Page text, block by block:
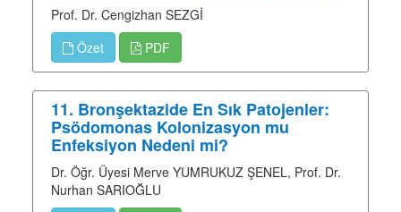
Prof. Dr. Cengizhan SEZGİ
Özet
PDF
11. Bronşektazide En Sık Patojenler:
Psödomonas Kolonizasyon mu
Enfeksiyon Nedeni mi?
Dr. Öğr. Üyesi Merve YUMRUKUZ ŞENEL, Prof. Dr.
Nurhan SARIOĞLU